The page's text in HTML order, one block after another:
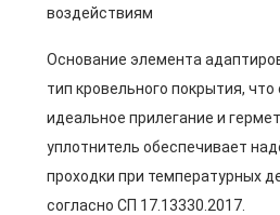
воздействиям
Основание элемента
тип кровельного покрытия,
идеальное прилегание и
уплотнитель обеспечивает
проходки при температурных
согласно СП 17.13330.2017.